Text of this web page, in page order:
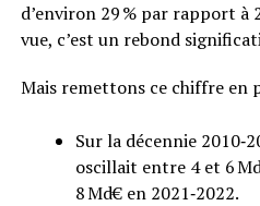
d’environ 29 % par rapport à
vue, c’est un rebond
Mais remettons ce chiffre en
Sur la décennie
oscillait entre 4 et 6
8 Md€ en 2021‑2022.